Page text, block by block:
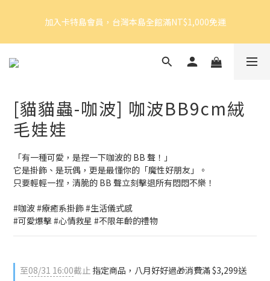
加入卡特島會員，台灣本島全館滿NT$1,000免運
好眠體驗官招募｜開始報名！
4
3
2
5
4
3
6
5
4
5
4
3
9
8
7
1
5
1
0
4
3
29
8
7
4
0
由此前往
加入卡特島會員，台灣本島全館滿NT$1,000免運
[貓貓蟲-咖波] 咖波BB9cm絨
毛娃娃
「有一種可愛，是捏一下咖波的 BB 聲！」
它是掛飾、是玩偶，更是最懂你的「魔性好朋友」。
只要輕輕一捏，清脆的 BB 聲立刻擊退所有悶悶不樂！
#咖波 #療癒系掛飾 #生活儀式感
#可愛爆擊 #心情救星 #不限年齡的禮物
至08/31 16:00截止 指定商品，八月好好過🎁消費滿 $3,299送